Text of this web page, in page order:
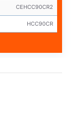
CEHCC90CR2
HCC90CR